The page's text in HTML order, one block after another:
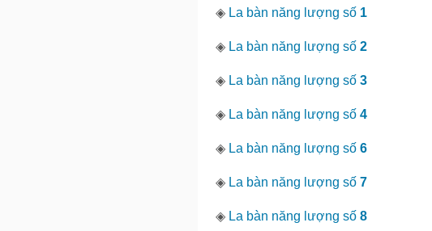
◈ La bàn năng lượng số 1
◈ La bàn năng lượng số 2
◈ La bàn năng lượng số 3
◈ La bàn năng lượng số 4
◈ La bàn năng lượng số 6
◈ La bàn năng lượng số 7
◈ La bàn năng lượng số 8